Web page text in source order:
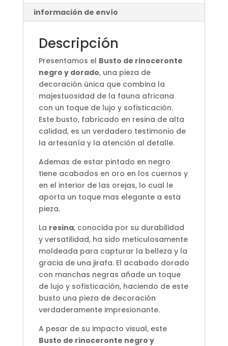
información de envío
Descripción
Presentamos el Busto de rinoceronte
negro y dorado, una pieza de
decoración única que combina la
majestuosidad de la fauna africana
con un toque de lujo y sofisticación.
Este busto, fabricado en resina de alta
calidad, es un verdadero testimonio de
la artesanía y la atención al detalle.
Ademas de estar pintado en negro
tiene acabados en oro en los cuernos y
en el interior de las orejas, lo cual le
aporta un toque mas elegante a esta
pieza.
La resina, conocida por su durabilidad
y versatilidad, ha sido meticulosamente
moldeada para capturar la belleza y la
gracia de una jirafa. El acabado dorado
con manchas negras añade un toque
de lujo y sofisticación, haciendo de este
busto una pieza de decoración
verdaderamente impresionante.
A pesar de su impacto visual, este
Busto de rinoceronte negro y